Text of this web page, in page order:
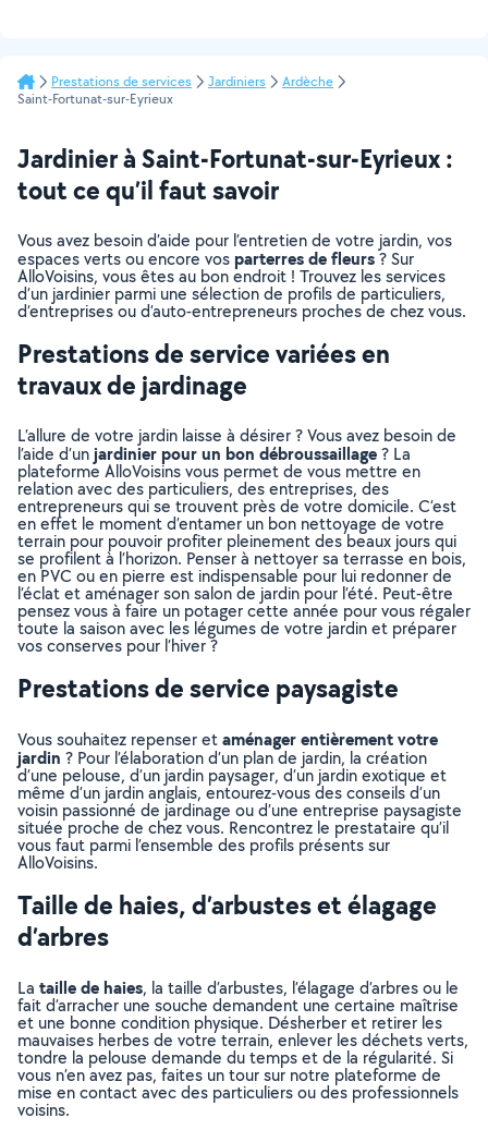
Prestations de services Jardiniers
Ardèche
Saint-Fortunat-sur-Eyrieux
Jardinier à Saint-Fortunat-sur-Eyrieux :
tout ce qu’il faut savoir
Vous avez besoin d’aide pour l’entretien de votre jardin, vos
espaces verts ou encore vosparterres de fleurs? Sur
AlloVoisins, vous êtes au bon endroit ! Trouvez les services
d’un jardinier parmi une sélection de profils de particuliers,
d’entreprises ou d’auto-entrepreneurs proches de chez vous.
Prestations de service variées en
travaux de jardinage
L’allure de votre jardin laisse à désirer ? Vous avez besoin de
l’aide d’unjardinier pour un bon débroussaillage? La
plateforme AlloVoisins vous permet de vous mettre en
relation avec des particuliers, des entreprises, des
entrepreneurs qui se trouvent près de votre domicile. C’est
en effet le moment d’entamer un bon nettoyage de votre
terrain pour pouvoir profiter pleinement des beaux jours qui
se profilent à l’horizon. Penser à nettoyer sa terrasse en bois,
en PVC ou en pierre est indispensable pour lui redonner de
l’éclat et aménager son salon de jardin pour l’été. Peut-être
pensez vous à faire un potager cette année pour vous régaler
toute la saison avec les légumes de votre jardin et préparer
vos conserves pour l’hiver ?
Prestations de service paysagiste
Vous souhaitez repenser etaménager entièrement votre
jardin ? Pour l’élaboration d’un plan de jardin, la création
d’une pelouse, d’un jardin paysager, d’un jardin exotique et
même d’un jardin anglais, entourez-vous des conseils d’un
voisin passionné de jardinage ou d’une entreprise paysagiste
située proche de chez vous. Rencontrez le prestataire qu’il
vous faut parmi l’ensemble des profils présents sur
AlloVoisins.
Taille de haies, d’arbustes et élagage
d’arbres
La taille de haies, la taille d’arbustes, l’élagage d’arbres ou le
fait d’arracher une souche demandent une certaine maîtrise
et une bonne condition physique. Désherber et retirer les
mauvaises herbes de votre terrain, enlever les déchets verts,
tondre la pelouse demande du temps et de la régularité. Si
vous n’en avez pas, faites un tour sur notre plateforme de
mise en contact avec des particuliers ou des professionnels
voisins.